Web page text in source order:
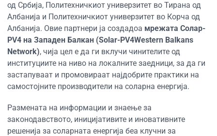
од Србија, Политехничкиот универзитет во Тирана од
Албанија и Политехничкиот универзитет во Корча од
Албанија. Овие партнери ја создадоа мрежата Солар-
PV4 на Западен Балкан (Solar-PV4Western Balkans
Network), чија цел е да ги вклучи чинителите од
институциите на ниво на локалните заедници, за да ги
застапуваат и промовираат најдобрите практики на
самостојните производители на соларна енергија.
Размената на информации и знаење за
законодавството, иницијативите и иновативните
решенија за соларната енергија беа клучни за